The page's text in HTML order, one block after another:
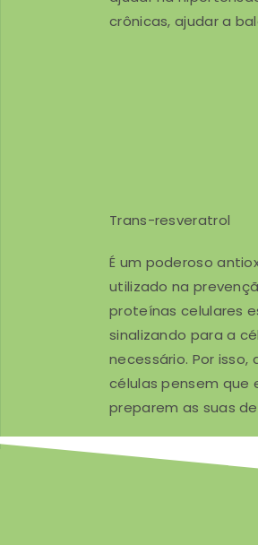
crônicas, ajudar a
Trans-resveratrol
É um poderoso
utilizado na
proteínas celulares
sinalizando para a
necessário. Por
células pensem que
preparem as suas